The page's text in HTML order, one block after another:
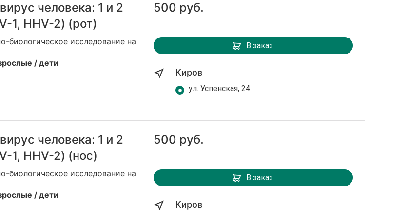
человека: 1 и 2
1, HHV-2) (рот)
биологическое исследование на
/ дети
500 руб.
В заказ
Киров
ул. Успенская, 24
человека: 1 и 2
1, HHV-2) (нос)
биологическое исследование на
/ дети
500 руб.
В заказ
Киров